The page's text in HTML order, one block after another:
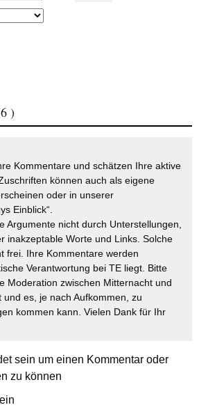
)
Kommentare und schätzen Ihre aktive
können auch als eigene
oder in unserer
Einblick“.
Argumente nicht durch Unterstellungen,
inakzeptable Worte und Links. Solche
frei. Ihre Kommentare werden
Verantwortung bei TE liegt. Bitte
Moderation zwischen Mitternacht und
es, je nach Aufkommen, zu
kommen kann. Vielen Dank für Ihr
sein um einen Kommentar oder
zu können